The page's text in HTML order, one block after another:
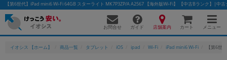
【第6世代】iPad mini6 Wi-Fi 64GB スターライト MK7P3ZP/A A2567 【海外版Wi-Fi】 【中古Bランク】|中
お問合せ ガイド 店舗案内 カート メニュー
イオシス 【ホーム】 商品一覧 タブレット iOS ipad Wi-Fi iPad mini6 Wi-Fi 【第6世